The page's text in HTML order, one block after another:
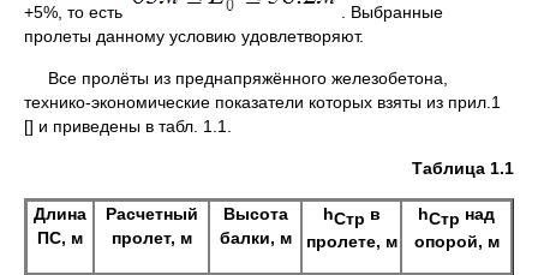
+5%, то есть
. Выбранные
пролеты данному условию удовлетворяют.
Все пролёты из преднапряжённого железобетона,
технико-экономические показатели которых взяты из прил.1
[] и приведены в табл. 1.1.
Таблица 1.1
Длина
ПС, м
Расчетный
пролет, м
Высота
балки, м
hСтр в
пролете, м
hСтр над
опорой, м